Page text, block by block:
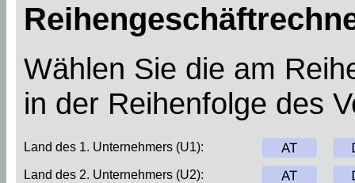
Wählen Sie die am
in der Reihenfolge des
Land des 1. Unternehmers (U1):
Land des 2. Unternehmers (U2):